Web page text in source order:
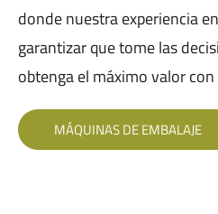
donde nuestra experiencia
garantizar que tome las
obtenga el máximo valor
MÁQUINAS DE EMBALAJE